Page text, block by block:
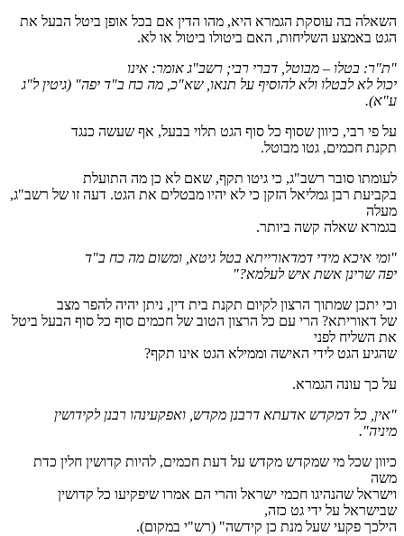
השאלה בה עוסקת הגמרא היא, מהו הדין אם בכל אופן ביטל הבעל את
הגט באמצע השליחות, האם ביטולו ביטול או לא.
"ת"ר: בטלו – מבוטל, דברי רבי; רשב"ג אומר: אינו
יכול לא לבטלו ולא להוסיף על תנאו, שא"כ, מה כח ב"ד יפה" (גיטין ל"ג
ע"א).
על פי רבי, כיוון שסוף כל סוף הגט תלוי בבעל, אף שעשה כנגד
תקנת חכמים, גטו מבוטל.
לעומתו סובר רשב"ג, כי גיטו תקף, שאם לא כן מה התועלת
בקביעת רבן גמליאל הזקן כי לא יהיו מבטלים את הגט. דעה זו של רשב"ג,
מעלה
בגמרא שאלה קשה ביותר.
"ומי איכא מידי דמדאורייתא בטל גיטא, ומשום מה כח ב"ד
יפה שרינן אשת איש לעלמא?"
וכי יתכן שמתוך הרצון לקיום תקנת בית דין, ניתן יהיה להפר מצב
של דאוריתא? הרי עם כל הרצון הטוב של חכמים סוף כל סוף הבעל ביטל
את השליח לפני
שהגיע הגט לידי האישה וממילא הגט אינו תקף?
על כך עונה הגמרא.
"אין, כל דמקדש אדעתא דרבנן מקדש, ואפקעינהו רבנן לקידושין
מיניה".
כיוון שכל מי שמקדש מקדש על דעת חכמים, להיות קדושין חלין כדת
משה
וישראל שהנהיגו חכמי ישראל והרי הם אמרו שיפקיעו כל קדושין
שבישראל על ידי גט כזה,
הילכך פקעי שעל מנת כן קידשה" (רש"י במקום).